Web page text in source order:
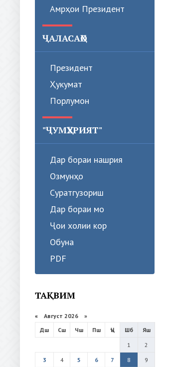
Амрҳои Президент
ҶАЛАСАҲО
Президент
Ҳукумат
Порлумон
"ҶУМҲУРИЯТ"
Дар бораи нашрия
Озмунҳо
Суратгузориш
Дар бораи мо
Ҷои холии кор
Обуна
PDF
ТАҚВИМ
« Август 2026 »
Дш
Сш Чш Пш Ҷъ Шб
Яш
1
2
3
4 5 6 7 8
9